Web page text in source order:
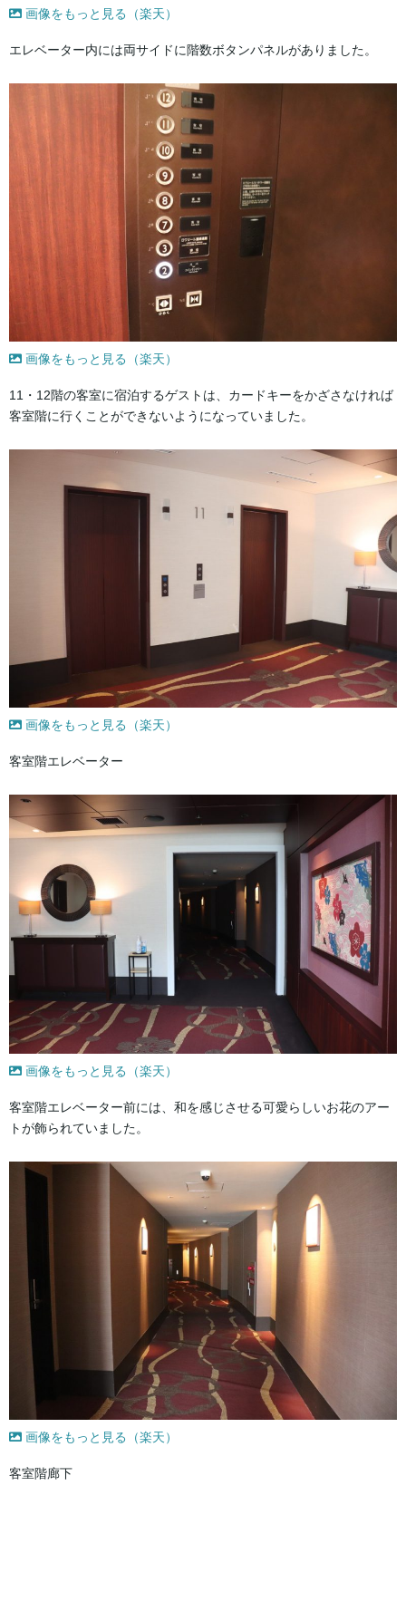
画像をもっと見る（楽天）
エレベーター内には両サイドに階数ボタンパネルがありました。
画像をもっと見る（楽天）
11・12階の客室に宿泊するゲストは、カードキーをかざさなければ
客室階に行くことができないようになっていました。
画像をもっと見る（楽天）
客室階エレベーター
画像をもっと見る（楽天）
客室階エレベーター前には、和を感じさせる可愛らしいお花のアー
トが飾られていました。
画像をもっと見る（楽天）
客室階廊下